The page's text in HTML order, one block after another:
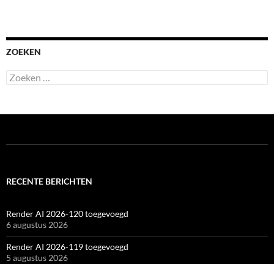
ZOEKEN
Zoeken
naar:
RECENTE BERICHTEN
Render AI 2026-120 toegevoegd
6 augustus 2026
Render AI 2026-119 toegevoegd
5 augustus 2026